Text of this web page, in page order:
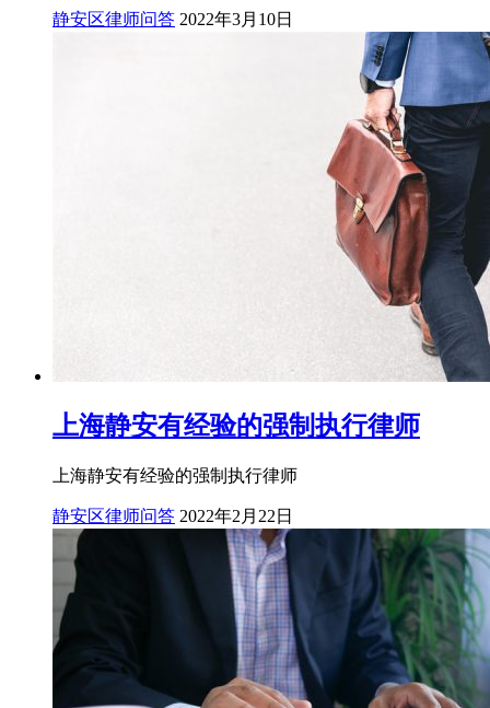
静安区律师问答 2022年3月10日
上海静安有经验的强制执行律师
上海静安有经验的强制执行律师
静安区律师问答 2022年2月22日